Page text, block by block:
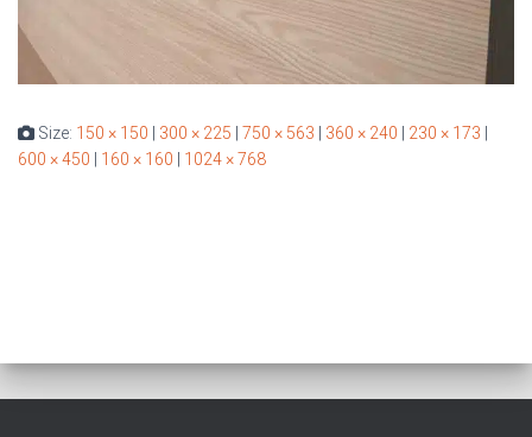
Size: 150 × 150 | 300 × 225 | 750 × 563 | 360 × 240 | 230 × 173 |
600 × 450 | 160 × 160 | 1024 × 768